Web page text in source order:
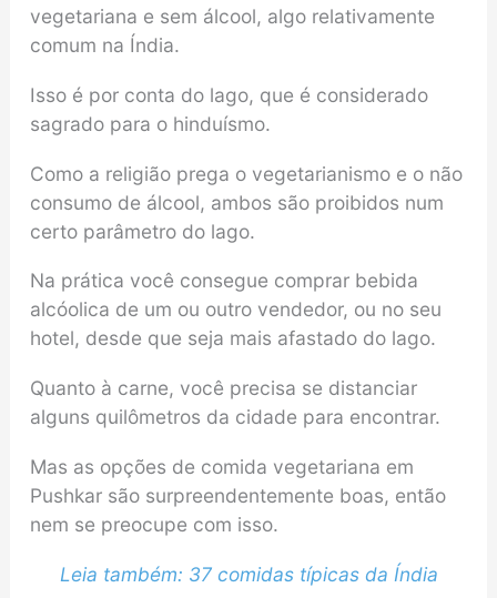
vegetariana e sem álcool, algo relativamente
comum na Índia.
Isso é por conta do lago, que é considerado
sagrado para o hinduísmo.
Como a religião prega o vegetarianismo e o não
consumo de álcool, ambos são proibidos num
certo parâmetro do lago.
Na prática você consegue comprar bebida
alcóolica de um ou outro vendedor, ou no seu
hotel, desde que seja mais afastado do lago.
Quanto à carne, você precisa se distanciar
alguns quilômetros da cidade para encontrar.
Mas as opções de comida vegetariana em
Pushkar são surpreendentemente boas, então
nem se preocupe com isso.
Leia também: 37 comidas típicas da Índia